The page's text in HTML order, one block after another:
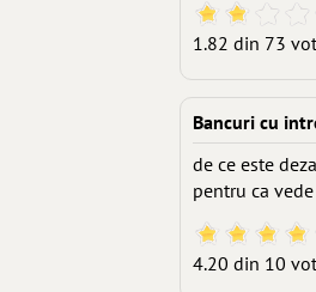
1.82 din 73
Bancuri cu
de ce este
pentru ca
4.20 din 10